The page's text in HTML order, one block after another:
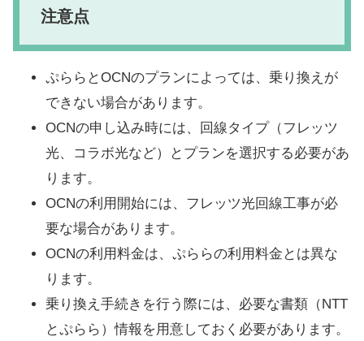
注意点
ぷららとOCNのプランによっては、乗り換えが
できない場合があります。
OCNの申し込み時には、回線タイプ（フレッツ
光、コラボ光など）とプランを選択する必要があ
ります。
OCNの利用開始には、フレッツ光回線工事が必
要な場合があります。
OCNの利用料金は、ぷららの利用料金とは異な
ります。
乗り換え手続きを行う際には、必要な書類（NTT
とぷらら）情報を用意しておく必要があります。